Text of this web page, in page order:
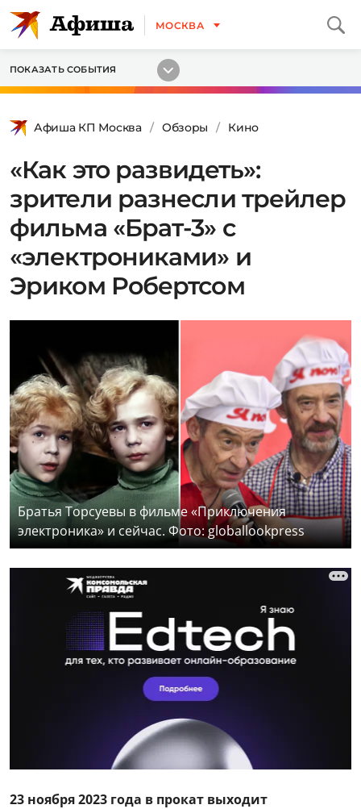
МОСКВА
ПОКАЗАТЬ СОБЫТИЯ
Афиша КП Москва Обзоры Кино
«Как это развидеть»:
зрители разнесли трейлер
фильма «Брат-3» с
«электрониками» и
Эриком Робертсом
Братья Торсуевы в фильме «Приключения
электроника» и сейчас. Фото: globallookpress
23 ноября 2023 года в прокат выходит